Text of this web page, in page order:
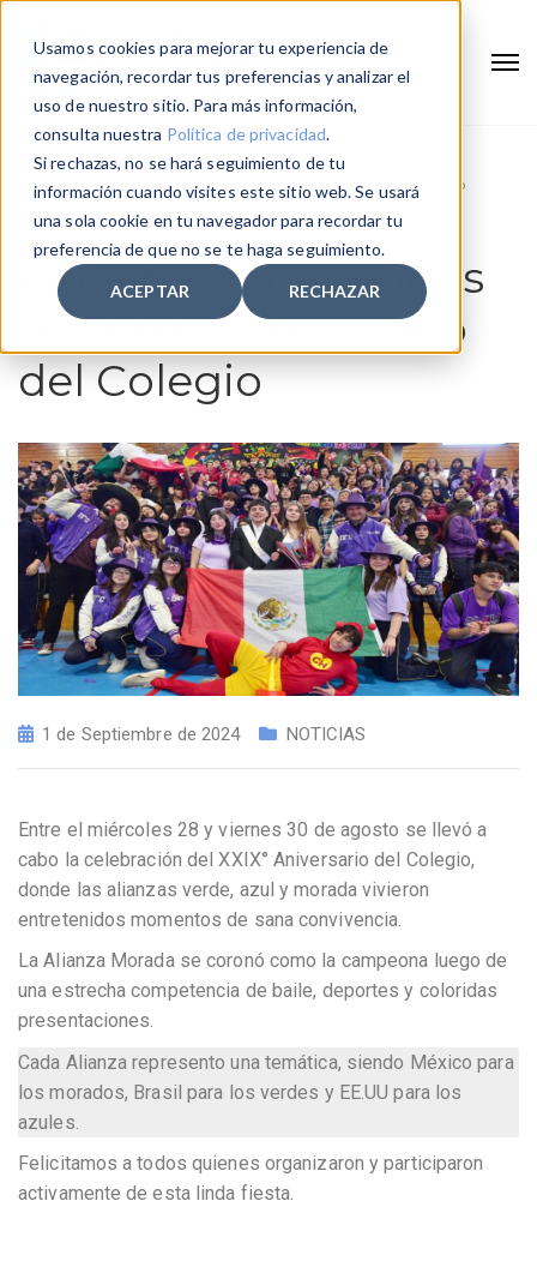
Usamos cookies para mejorar tu experiencia de
navegación, recordar tus preferencias y analizar el
uso de nuestro sitio. Para más información,
consulta nuestra Política de privacidad.
Si rechazas, no se hará seguimiento de tu
información cuando visites este sitio web. Se usará
una sola cookie en tu navegador para recordar tu
preferencia de que no se te haga seguimiento.
ACEPTAR RECHAZAR
Home Morados Campeones del XXIX° Aniversario del Colegio
Morados Campeones
del XXIX° Aniversario
del Colegio
1 de Septiembre de 2024 NOTICIAS
Entre el miércoles 28 y viernes 30 de agosto se llevó a
cabo la celebración del XXIX° Aniversario del Colegio,
donde las alianzas verde, azul y morada vivieron
entretenidos momentos de sana convivencia.
La Alianza Morada se coronó como la campeona luego de
una estrecha competencia de baile, deportes y coloridas
presentaciones.
Cada Alianza represento una temática, siendo México para
los morados, Brasil para los verdes y EE.UU para los
azules.
Felicitamos a todos quienes organizaron y participaron
activamente de esta linda fiesta.